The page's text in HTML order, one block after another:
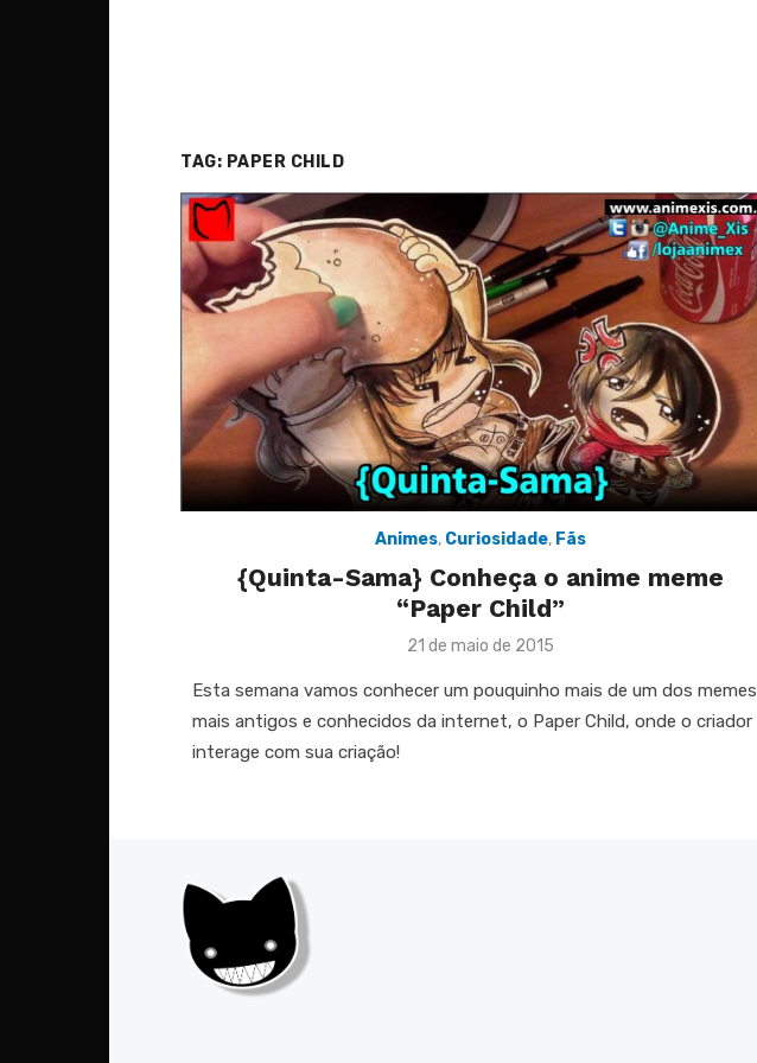
TAG: PAPER CHILD
Animes, Curiosidade, Fãs
{Quinta-Sama} Conheça o anime meme
“Paper Child”
Posted
21 de maio de 2015
Esta semana vamos conhecer um pouquinho mais de um dos memes
mais antigos e conhecidos da internet, o Paper Child, onde o criador
interage com sua criação!